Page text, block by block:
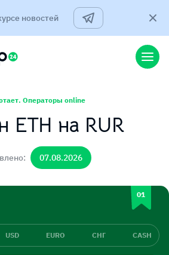
новостей
Операторы online
ETH на RUR
07.08.2026
USD EURO СНГ CASH